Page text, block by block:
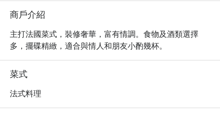
商戶介紹
主打法國菜式，裝修奢華，富有情調。食物及酒類選擇
多，擺碟精緻，適合與情人和朋友小酌幾杯。
菜式
法式料理